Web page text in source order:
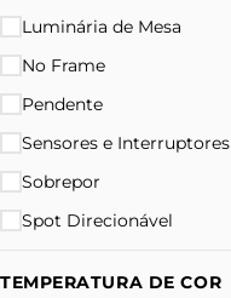
Luminária de Mesa
No Frame
Pendente
Sensores e Interruptores
Sobrepor
Spot Direcionável
TEMPERATURA DE COR